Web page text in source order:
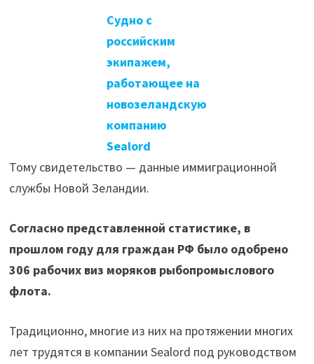
Судно с
российским
экипажем,
работающее на
новозеландскую
компанию
Sealord
Тому свидетельство — данные иммиграционной
службы Новой Зеландии.
Согласно представленной статистике, в
прошлом году для граждан РФ было одобрено
306 рабочих виз моряков рыбопромыслового
флота.
Традиционно, многие из них на протяжении многих
лет трудятся в компании Sealord под руководством